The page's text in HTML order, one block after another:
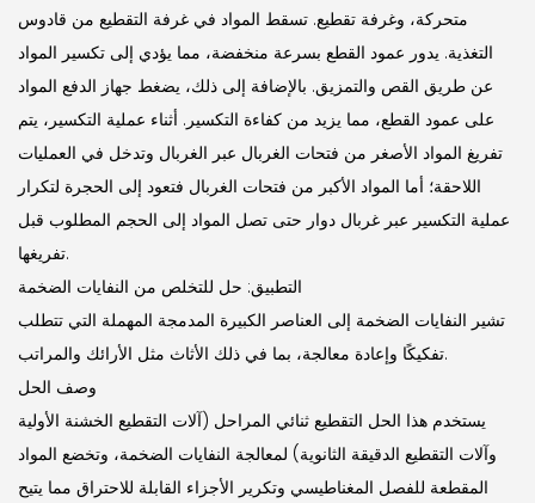
متحركة، وغرفة تقطيع. تسقط المواد في غرفة التقطيع من قادوس
التغذية. يدور عمود القطع بسرعة منخفضة، مما يؤدي إلى تكسير المواد
عن طريق القص والتمزيق. بالإضافة إلى ذلك، يضغط جهاز الدفع المواد
على عمود القطع، مما يزيد من كفاءة التكسير. أثناء عملية التكسير، يتم
تفريغ المواد الأصغر من فتحات الغربال عبر الغربال وتدخل في العمليات
اللاحقة؛ أما المواد الأكبر من فتحات الغربال فتعود إلى الحجرة لتكرار
عملية التكسير عبر غربال دوار حتى تصل المواد إلى الحجم المطلوب قبل
تفريغها.
التطبيق: حل للتخلص من النفايات الضخمة
تشير النفايات الضخمة إلى العناصر الكبيرة المدمجة المهملة التي تتطلب
تفكيكًا وإعادة معالجة، بما في ذلك الأثاث مثل الأرائك والمراتب.
وصف الحل
يستخدم هذا الحل التقطيع ثنائي المراحل (آلات التقطيع الخشنة الأولية
وآلات التقطيع الدقيقة الثانوية) لمعالجة النفايات الضخمة، وتخضع المواد
المقطعة للفصل المغناطيسي وتكرير الأجزاء القابلة للاحتراق مما يتيح